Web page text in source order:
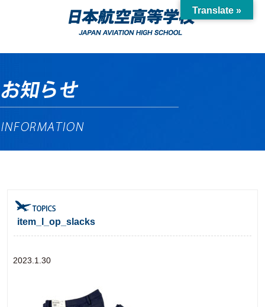
item_l_op_slacks
2023.1.30
Translate »